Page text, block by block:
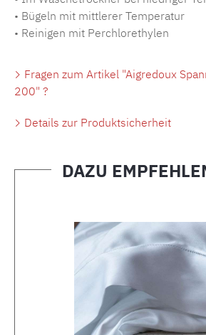
• Bügeln mit mittlerer Temperatur
• Reinigen mit Perchlorethylen
Fragen zum Artikel "Aigredoux
200" ?
Details zur Produktsicherheit
DAZU